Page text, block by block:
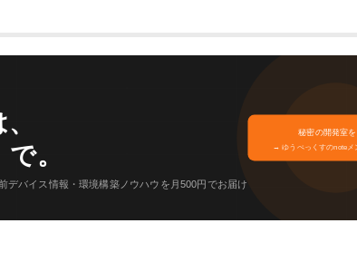
で。
デバイス情報・環境構築ノウハウを月500円でお届け
秘密の開発室を
→ ゆうぺっくすのnoteメ